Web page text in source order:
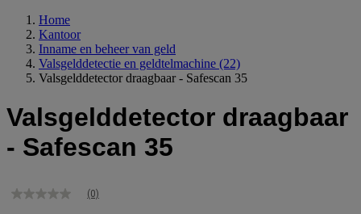
Home
Kantoor
Inname en beheer van geld
Valsgelddetectie en geldtelmachine (22)
Valsgelddetector draagbaar - Safescan 35
Valsgelddetector draagbaar
- Safescan 35
Geen
(0)